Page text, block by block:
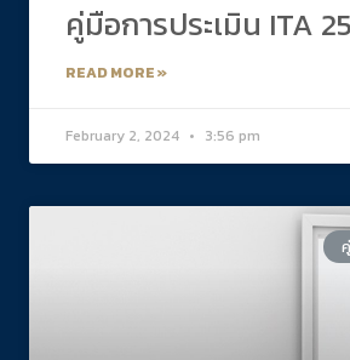
คู่มือการประเมิน ITA
READ MORE »
February 2, 2024 3:56 pm